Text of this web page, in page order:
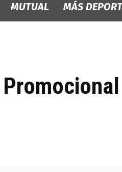
MUTUAL MÁS